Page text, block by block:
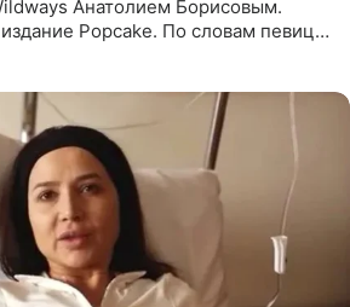
Анатолием Борисовым.
Popcake. По словам певицы,